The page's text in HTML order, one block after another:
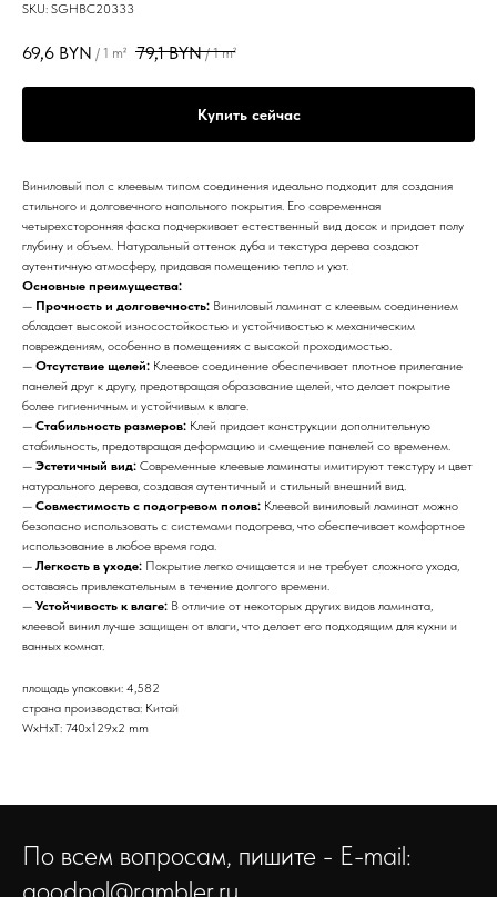
SKU: SGHBC20333
69,6 BYN / 1 m² 79,1 BYN / 1 m²
Купить сейчас
Виниловый пол с клеевым типом соединения идеально подходит для создания
стильного и долговечного напольного покрытия. Его современная
четырехсторонняя фаска подчеркивает естественный вид досок и придает полу
глубину и объем. Натуральный оттенок дуба и текстура дерева создают
аутентичную атмосферу, придавая помещению тепло и уют.
Основные преимущества:
— Прочность и долговечность: Виниловый ламинат с клеевым соединением
обладает высокой износостойкостью и устойчивостью к механическим
повреждениям, особенно в помещениях с высокой проходимостью.
— Отсутствие щелей: Клеевое соединение обеспечивает плотное прилегание
панелей друг к другу, предотвращая образование щелей, что делает покрытие
более гигиеничным и устойчивым к влаге.
— Стабильность размеров: Клей придает конструкции дополнительную
стабильность, предотвращая деформацию и смещение панелей со временем.
— Эстетичный вид: Современные клеевые ламинаты имитируют текстуру и цвет
натурального дерева, создавая аутентичный и стильный внешний вид.
— Совместимость с подогревом полов: Клеевой виниловый ламинат можно
безопасно использовать с системами подогрева, что обеспечивает комфортное
использование в любое время года.
— Легкость в уходе: Покрытие легко очищается и не требует сложного ухода,
оставаясь привлекательным в течение долгого времени.
— Устойчивость к влаге: В отличие от некоторых других видов ламината,
клеевой винил лучше защищен от влаги, что делает его подходящим для кухни и
ванных комнат.
площадь упаковки: 4,582
страна производства: Китай
WxHxT: 740x129x2 mm
По всем вопросам, пишите - E-mail: